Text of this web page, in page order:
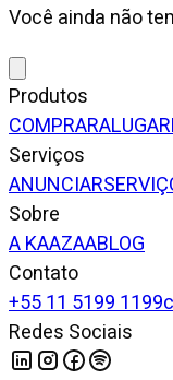
Você ainda não
Produtos
COMPRARALUGAR
Serviços
ANUNCIAR
Sobre
A KAAZAABLOG
Contato
+55 11 5199 1199
Redes Sociais